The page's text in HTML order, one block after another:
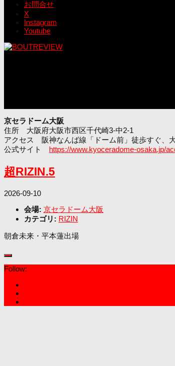
お問合せ
X
Instagram
Youtube
京セラドーム大阪
住所 大阪府大阪市西区千代崎3-中2-1
アクセス 阪神なんば線「ドーム前」徒歩すぐ、
公式サイト https://www.kyoceradome-osaka.jp/
超RIZIN.5
2026-09-10
会場: 京セラドーム大阪
カテゴリ: RIZIN
朝倉未来・平本蓮出場
Follow: